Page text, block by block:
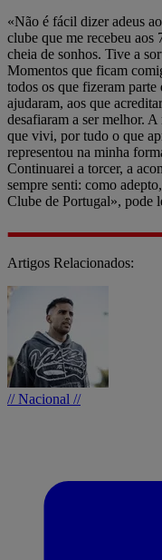
«Não é fácil dizer adeus
clube que me recebeu aos
cheia de sonhos. Tive a
Momentos que ficam
todos os que fizeram
ajudaram, aos que
desafiaram a ser melhor.
que vivi, por tudo o que
representou na minha
Continuarei a torcer, a
sempre senti: como
Clube de Portugal», pode
Artigos Relacionados:
// Nacional //